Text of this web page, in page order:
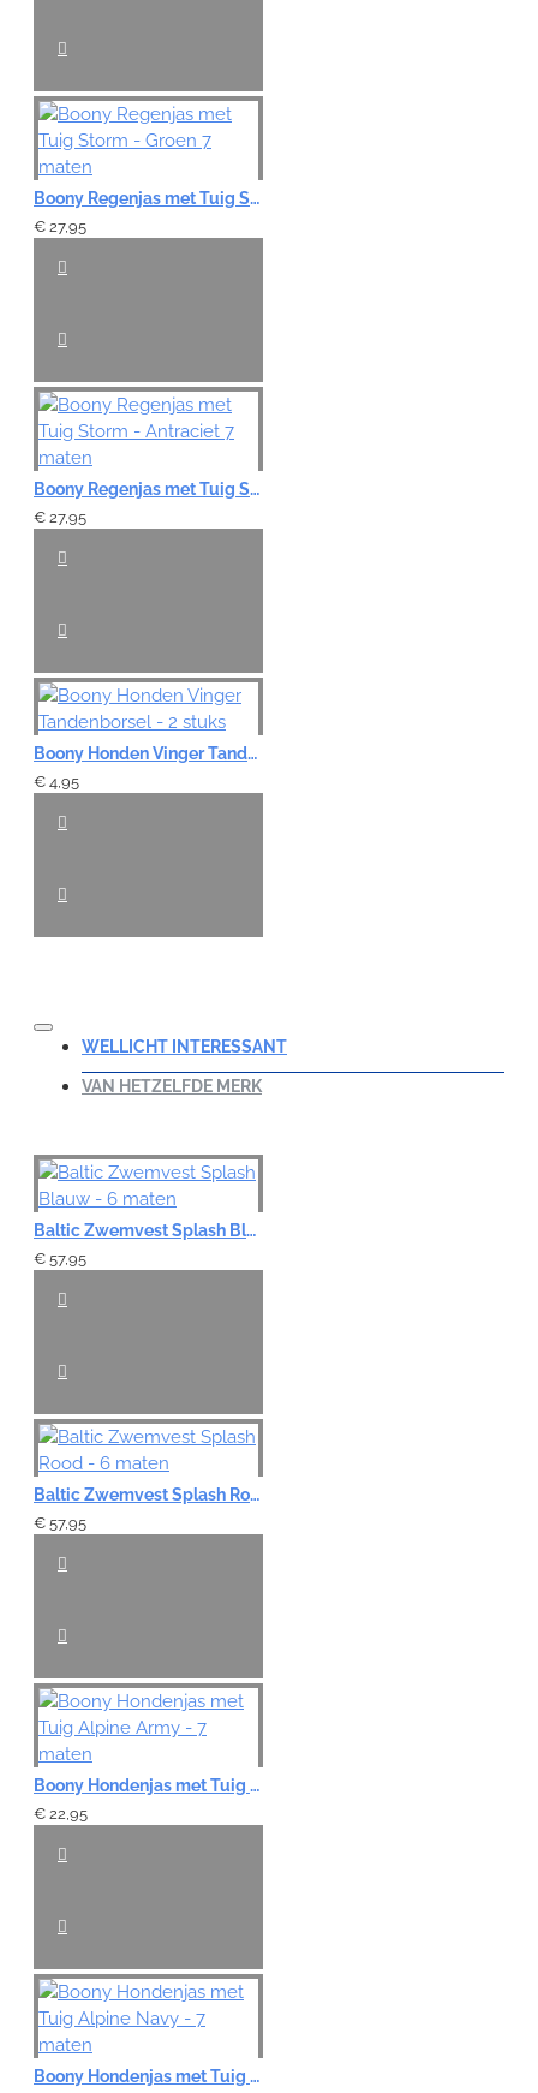
Boony Regenjas met Tuig Storm - Groen 7 maten
€ 27,95
Boony Regenjas met Tuig Storm - Antraciet 7 maten
€ 27,95
Boony Honden Vinger Tandenborsel - 2 stuks
€ 4,95
WELLICHT INTERESSANT
VAN HETZELFDE MERK
Baltic Zwemvest Splash Blauw - 6 maten
€ 57,95
Baltic Zwemvest Splash Rood - 6 maten
€ 57,95
Boony Hondenjas met Tuig Alpine Army - 7 maten
€ 22,95
Boony Hondenjas met Tuig Alpine Navy - 7 maten